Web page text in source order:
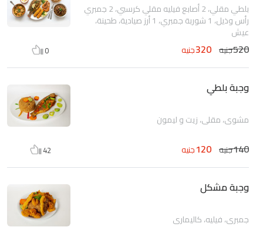
بلطي مقلي، 2 أصابع فيليه مقلي كرسبي، 2 جمبري
رأس وذيل، 1 شوربة جمبري، 1 أرز صيادية، طحينة،
عيش
520جنيه 320جنيه 0
وجبة بلطي
مشوي، مقلي، زيت و ليمون
140جنيه 120جنيه 42
وجبة مشكل
جمبري، فيليه، كاليماري